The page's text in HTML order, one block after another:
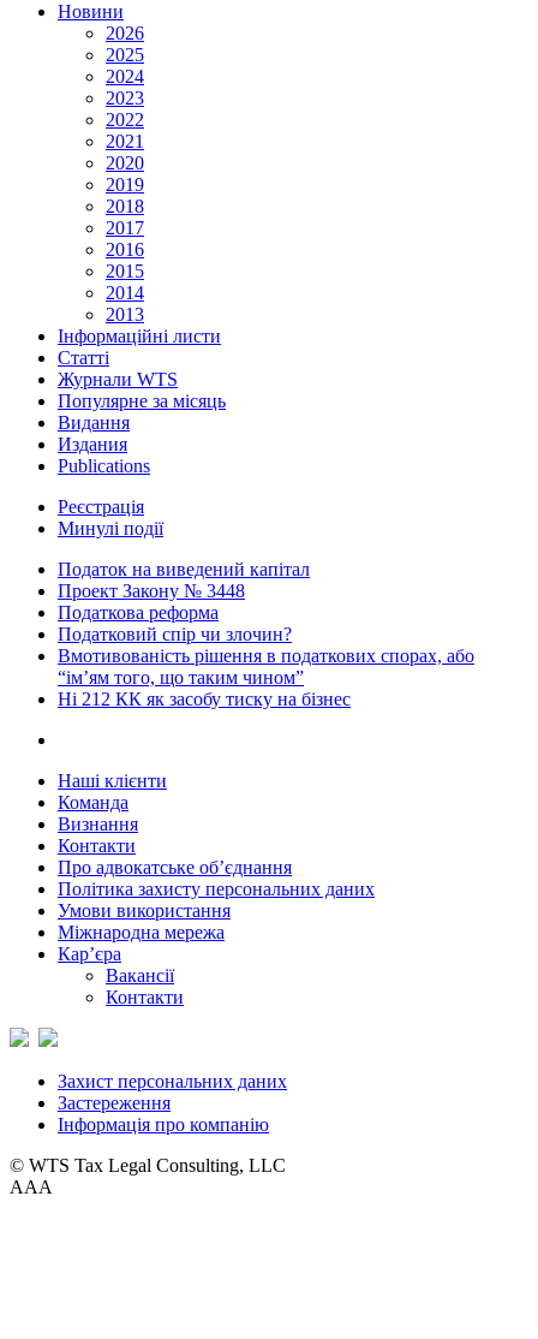
Новини
2026
2025
2024
2023
2022
2021
2020
2019
2018
2017
2016
2015
2014
2013
Інформаційні листи
Статті
Журнали WTS
Популярне за місяць
Видання
Издания
Publications
Реєстрація
Минулі події
Податок на виведений капітал
Проект Закону № 3448
Податкова реформа
Податковий спір чи злочин?
Вмотивованість рішення в податкових спорах, або
“ім’ям того, що таким чином”
Ні 212 КК як засобу тиску на бізнес
Наші клієнти
Команда
Визнання
Контакти
Про адвокатське об’єднання
Політика захисту персональних даних
Умови використання
Міжнародна мережа
Кар’єра
Вакансії
Контакти
Захист персональних даних
Застереження
Інформація про компанію
© WTS Tax Legal Consulting, LLC
AAA